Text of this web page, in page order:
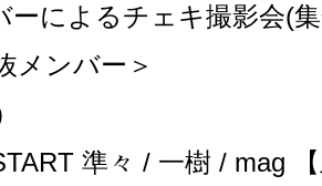
ーによるチェキ撮影会(
メンバー＞
準々 / 一樹 / mag